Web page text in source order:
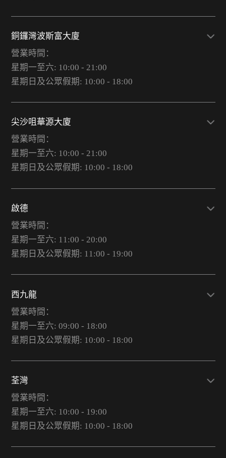
銅鑼灣波斯富大廈
營業時間：
星期一至六: 10:00 - 21:00
星期日及公眾假期: 10:00 - 18:00
尖沙咀華源大廈
營業時間：
星期一至六: 10:00 - 21:00
星期日及公眾假期: 10:00 - 18:00
啟德
營業時間：
星期一至六: 11:00 - 20:00
星期日及公眾假期: 11:00 - 19:00
西九龍
營業時間：
星期一至六: 09:00 - 18:00
星期日及公眾假期: 10:00 - 18:00
荃灣
營業時間：
星期一至六: 10:00 - 19:00
星期日及公眾假期: 10:00 - 18:00